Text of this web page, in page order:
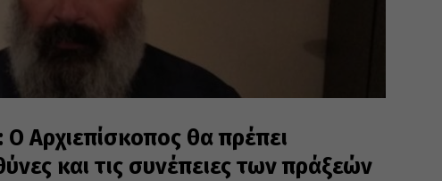
Ο Αρχιεπίσκοπος θα πρέπει
και τις συνέπειες των πράξεών